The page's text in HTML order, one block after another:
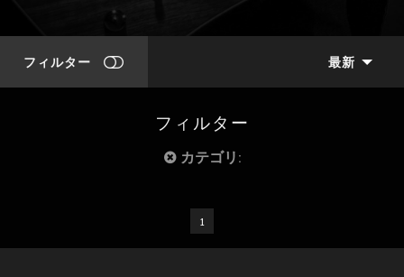
フィルター 最新
フィルター
カテゴリ:
1